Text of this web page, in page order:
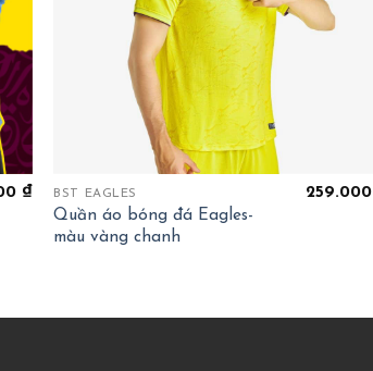
₫ BST EAGLES
Quần áo bóng đá Eagles-
màu vàng chanh
259.000